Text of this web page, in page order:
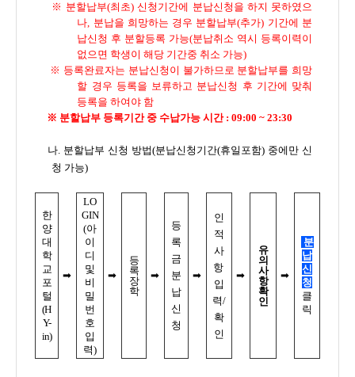
※ 분할납부(최초) 신청기간에 분납신청을 하지 못하였으
나, 분납을 희망하는 경우 분할납부(추가) 기간에 분
납신청 후 분할등록 가능(분납취소 역시 등록이력이
없으면 학생이 해당 기간중 취소 가능)
※ 등록완료자는 분납신청이 불가하므로 분할납부를 희망
할 경우 등록을 보류하고 분납신청 후 기간에 맞춰
등록을 하여야 함
※ 분할납부 등록기간 중 수납가능 시간 : 09:00 ~ 23:30
나. 분할납부 신청 방법(분납신청기간(휴일포함) 중에만 신
청 가능)
한
양
대
학
교
포
털
(H
Y-
in)
➡
LO
GIN
(아
이
디
및
비
밀
번
호
입
력)
➡
등
록
장
학
➡
등
록
금
분
납
신
청
➡
인
적
사
항
입
력/
확
인
➡
유
의
사
항
확
인
➡
분
납
신
청
클
릭